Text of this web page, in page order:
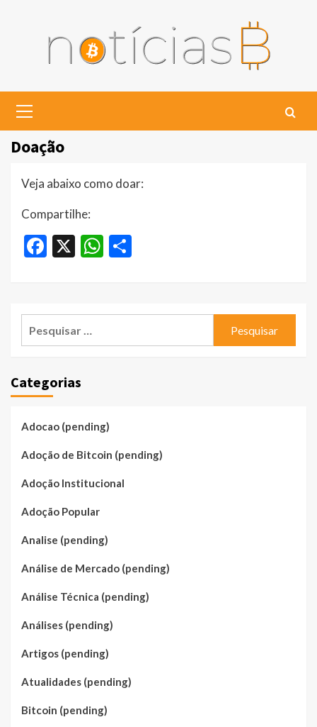
Menu
Doação
Veja abaixo como doar:
Compartilhe:
Facebook
X WhatsApp
Categorias
Adocao (pending)
Adoção de Bitcoin (pending)
Adoção Institucional
Adoção Popular
Analise (pending)
Análise de Mercado (pending)
Análise Técnica (pending)
Análises (pending)
Artigos (pending)
Atualidades (pending)
Bitcoin (pending)